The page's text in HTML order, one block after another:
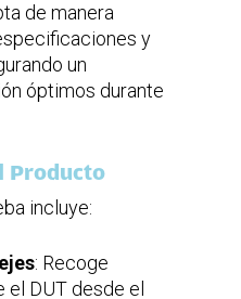
de manera
y
un
óptimos durante
Producto
incluye:
: Recoge
DUT desde el